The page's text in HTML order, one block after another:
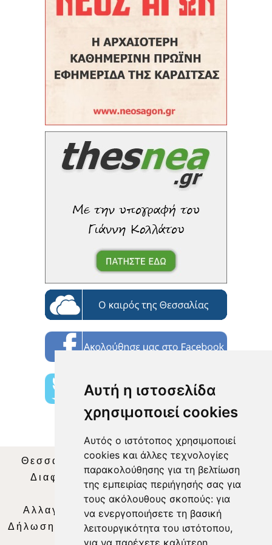
Αυτή η ιστοσελίδα
χρησιμοποιεί cookies
Αυτός ο ιστότοπος χρησιμοποιεί
cookies και άλλες τεχνολογίες
παρακολούθησης για τη βελτίωση
της εμπειρίας περιήγησής σας για
τους ακόλουθους σκοπούς: για
να ενεργοποιήσετε τη βασική
λειτουργικότητα του ιστότοπου,
για να παρέχετε καλύτερη
Θεσσαλία Τηλεόραση|SNG Services
Διαφήμιση | Όροι Χρήσης |Δήλωση
Απορρήτου |
Περιεχόμενο
Αλλαγή Προτιμήσεων για τα Cookies
Δήλωση συμμόρφωσης με τη σύσταση (ΕΕ)